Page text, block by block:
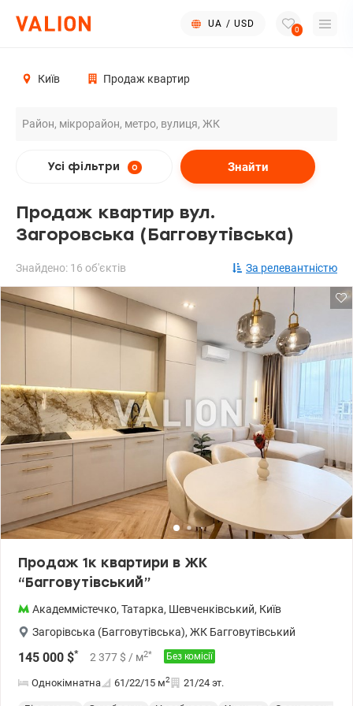
UA / USD
0
Київ Продаж квартир
Усі фільтри 0 Знайти
Продаж квартир вул.
Загоровська (Багговутівська)
Знайдено: 16 об'єктів За релевантністю
Продаж 1к квартири в ЖК
“Багговутівський”
Академмістечко, Татарка, Шевченківський, Київ
Загорівська (Багговутівська), ЖК Багговутівський
145 000 $* 2 377 $ / м2* Без комісії
Однокімнатна 61/22/15 м2 21/24 эт.